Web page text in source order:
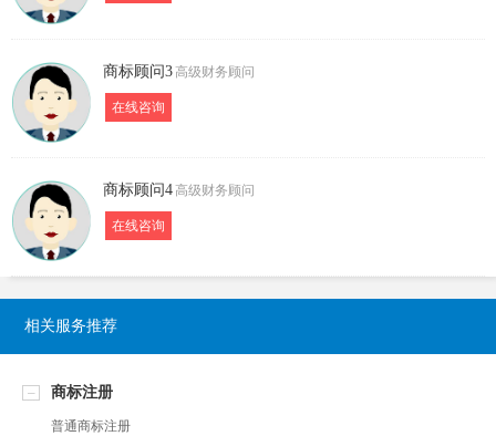
商标顾问3高级财务顾问
在线咨询
商标顾问4高级财务顾问
在线咨询
相关服务推荐
商标注册
普通商标注册